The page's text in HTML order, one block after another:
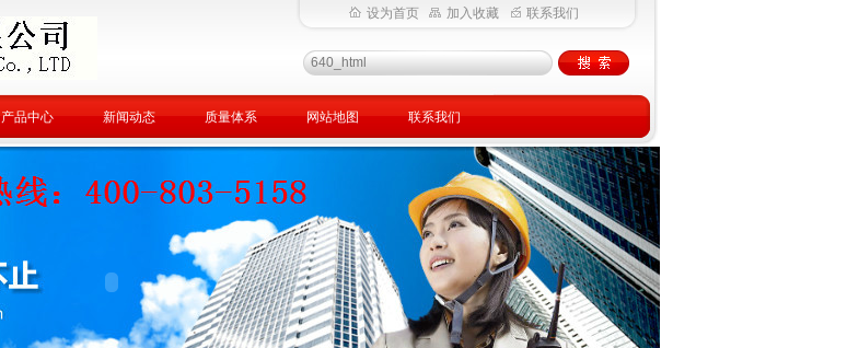
设为首页 加入收藏 联系我们
产品中心 新闻动态 质量体系 网站地图 联系我们